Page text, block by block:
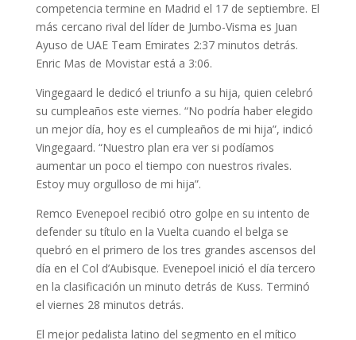
competencia termine en Madrid el 17 de septiembre. El
más cercano rival del líder de Jumbo-Visma es Juan
Ayuso de UAE Team Emirates 2:37 minutos detrás.
Enric Mas de Movistar está a 3:06.
Vingegaard le dedicó el triunfo a su hija, quien celebró
su cumpleaños este viernes. “No podría haber elegido
un mejor día, hoy es el cumpleaños de mi hija”, indicó
Vingegaard. “Nuestro plan era ver si podíamos
aumentar un poco el tiempo con nuestros rivales.
Estoy muy orgulloso de mi hija”.
Remco Evenepoel recibió otro golpe en su intento de
defender su título en la Vuelta cuando el belga se
quebró en el primero de los tres grandes ascensos del
día en el Col d’Aubisque. Evenepoel inició el día tercero
en la clasificación un minuto detrás de Kuss. Terminó
el viernes 28 minutos detrás.
El mejor pedalista latino del segmento en el mítico